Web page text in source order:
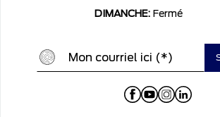
DIMANCHE: Fermé